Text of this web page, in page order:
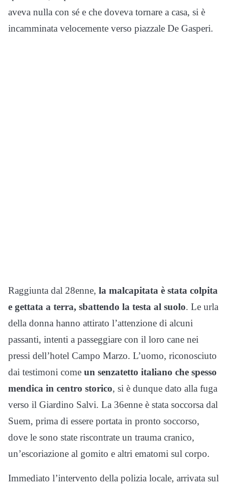
aveva nulla con sé e che doveva tornare a casa, si è
incamminata velocemente verso piazzale De Gasperi.
Raggiunta dal 28enne, la malcapitata è stata colpita
e gettata a terra, sbattendo la testa al suolo. Le urla
della donna hanno attirato l’attenzione di alcuni
passanti, intenti a passeggiare con il loro cane nei
pressi dell’hotel Campo Marzo. L’uomo, riconosciuto
dai testimoni come un senzatetto italiano che spesso
mendica in centro storico, si è dunque dato alla fuga
verso il Giardino Salvi. La 36enne è stata soccorsa dal
Suem, prima di essere portata in pronto soccorso,
dove le sono state riscontrate un trauma cranico,
un’escoriazione al gomito e altri ematomi sul corpo.
Immediato l’intervento della polizia locale, arrivata sul